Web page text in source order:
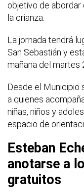
objetivo de abordar
la crianza.
La jornada tendrá
San Sebastián y
mañana del martes
Desde el Municipio
a quienes
niñas, niños y
espacio de
Esteban
anotarse a
gratuitos